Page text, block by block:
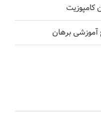
کامپوزیت
آموزشی برهان